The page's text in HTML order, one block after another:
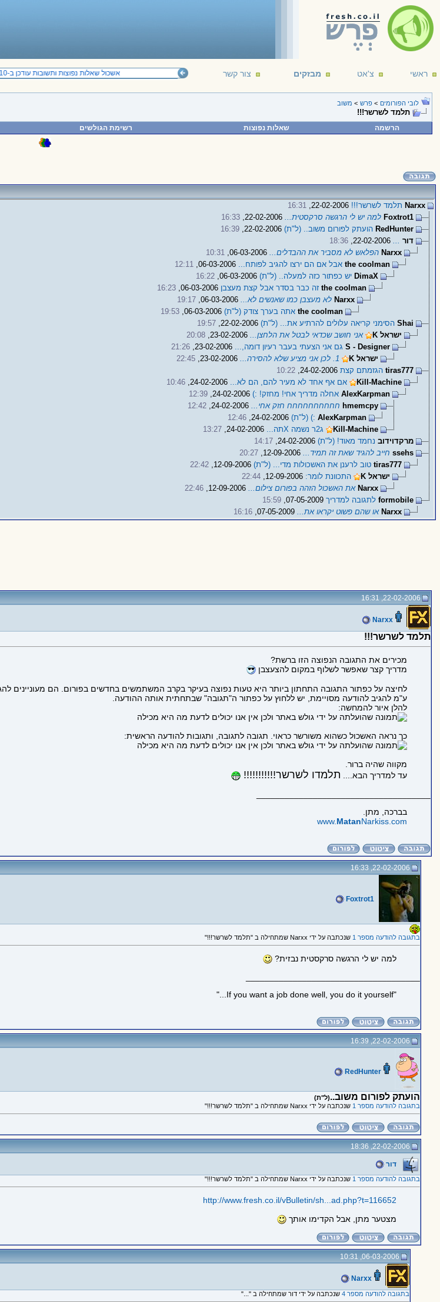
ראשי צ'אט מבזקים צור קשר אשכול שאלות נפוצות ותשובות עודכן ב-30.10 בנושאי באנרים לפרש. אתם מוזמנים להכנס.
לובי הפורומים > פרש > משוב
תלמד לשרשר!!!
הרשמה שאלות נפוצות רשימת הגולשים
Narxx תלמד לשרשר!!!
16:31
Foxtrot1 למה יש לי הרגשה סרקסטית...22-02-2006,
16:33
RedHunter הועתק לפורום משוב.. (ל"ת)22-02-2006,
16:39
דור ...
22-02-2006,
18:36
Narxx הפלאש לא מסביר את ההבדלים...06-03-2006,
10:31
the coolman אבל אם הם ירצו להגיב לפותח...
12:11
DimaX יש כפתור כזה למעלה.. (ל"ת)06-03-2006,
16:22
the coolman זה כבר בסדר אבל קצת מעצבן
16:23
Narxx לא מעצבן כמו שאנשים לא...06-03-2006,
19:17
the coolman אתה בערך צודק (ל"ת)06-03-2006,
19:53
Shai הסימני קריאה עלולים להרתיע את... (ל"ת)22-02-2006,
19:57
ישראל K
אני חושב שכדאי לבטל את הלחצן...23-02-2006,
20:08
S - Designer גם אני הצעתי בעבר רעיון דומה,...
21:26
ישראל K
1. לכן אני מציע שלא להסירה... 23-02-2006,
22:45
tiras777 הגזמתם קצת24-02-2006,
10:22
Kill-Machine
אם אף אחד לא מעיר להם, הם לא...
10:46
AlexKarpman אחלה מדריך אחי! מחזק! :)24-02-2006,
12:39
hmemcpy חחחחחחחחחח חזק אחי...24-02-2006,
12:42
AlexKarpman :) (ל"ת)24-02-2006,
12:46
Kill-Machine
ג2ר נשמה Xתה...
13:27
מרקדוידוב נחמד מאוד! (ל"ת)24-02-2006,
14:17
ssehs חייב להגיד שאת זה תמיד...12-09-2006,
20:27
tiras777 טוב לרענן את האשכולות מדי... (ל"ת)12-09-2006,
22:42
ישראל K
התכוונת לומר:
22:44
Narxx את האשכול הזהה בפורום צילום...12-09-2006,
22:46
formobile לתגובה למדריך07-05-2009,
15:59
Narxx או שהם פשוט יקראו את...07-05-2009,
16:16
22-02-2006, 16:31
Narxx
תלמד לשרשר!!!
מכירים את התגובה הנפוצה הזו ברשת?
מדריך קצר שאפשר לשלוף במקום להצעצבן
לחיצה על כפתור התגובה התחתון ביותר היא טעות נפוצה בעיקר בקרב המשתמשים בחדשים בפורום. הם
ע"מ להגיב להודעה מסויימת, יש ללחוץ על כפתור ה"תגובה" שבתחתית אותה ההודעה.
להלן איור להמחשה:
כך נראה האשכול כשהוא משורשר כראוי. תגובה לתגובה, ותגובות להודעה הראשית:
מקווה שהיה ברור.
עד למדריך הבא.... תלמדו לשרשר!!!!!!!!!!!
בברכה, מתן.
www.MatanNarkiss.com
22-02-2006, 16:33
Foxtrot1
בתגובה להודעה מספר 1 שנכתבה על ידי Narxx שמתחילה ב "תלמד לשרשר!!!"
למה יש לי הרגשה סרקסטית נבזית?
"If you want a job done well, you do it yourself..."
22-02-2006, 16:39
RedHunter
הועתק לפורום משוב..(ל"ת)
בתגובה להודעה מספר 1
שנכתבה על ידי Narxx שמתחילה ב "תלמד לשרשר!!!"
22-02-2006, 18:36
דור
בתגובה להודעה מספר 1 שנכתבה על ידי Narxx שמתחילה ב "תלמד לשרשר!!!"
http://www.fresh.co.il/vBulletin/sh...ad.php?t=116652
מצטער מתן, אבל הקדימו אותך
06-03-2006, 10:31
Narxx
בתגובה להודעה מספר 4 שנכתבה על ידי דור שמתחילה ב "..."